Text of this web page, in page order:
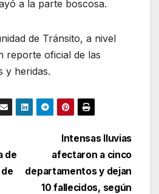
a la parte boscosa.
de Tránsito, a nivel
reporte oficial de las
y heridas.
Intensas lluvias
afectaron a cinco
departamentos y dejan
10 fallecidos, según
de